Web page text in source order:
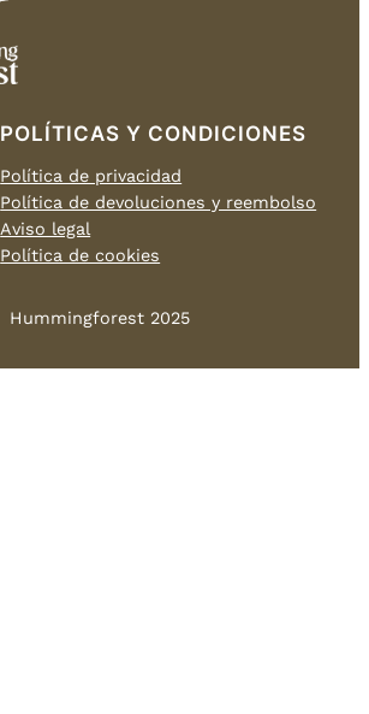
POLÍTICAS Y CONDICIONES
Política de privacidad
Política de devoluciones y reembolso
Aviso legal
Política de cookies
Hummingforest 2025